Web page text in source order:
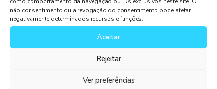
não consentimento ou a revogação do consentimento pode afetar
negativamente determinados recursos e funções.
Aceitar
Rejeitar
Ver preferências